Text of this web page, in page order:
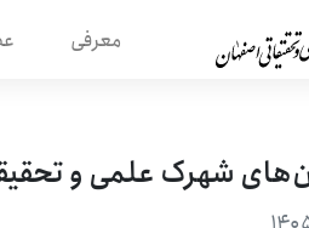
معرفی
شهرک علمی و